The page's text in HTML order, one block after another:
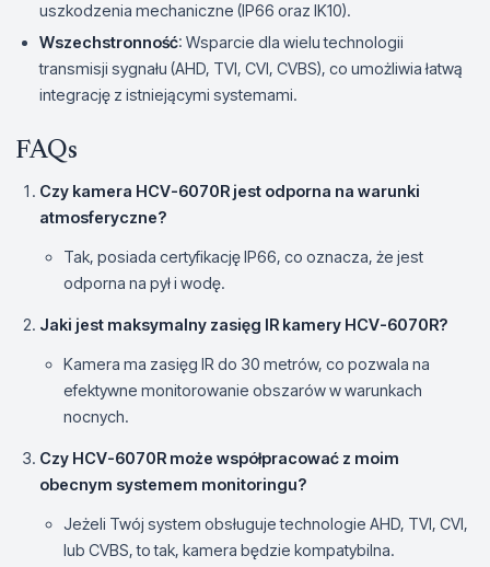
uszkodzenia mechaniczne (IP66 oraz IK10).
Wszechstronność: Wsparcie dla wielu technologii
transmisji sygnału (AHD, TVI, CVI, CVBS), co umożliwia łatwą
integrację z istniejącymi systemami.
FAQs
Czy kamera HCV-6070R jest odporna na warunki
atmosferyczne?
Tak, posiada certyfikację IP66, co oznacza, że jest
odporna na pył i wodę.
Jaki jest maksymalny zasięg IR kamery HCV-6070R?
Kamera ma zasięg IR do 30 metrów, co pozwala na
efektywne monitorowanie obszarów w warunkach
nocnych.
Czy HCV-6070R może współpracować z moim
obecnym systemem monitoringu?
Jeżeli Twój system obsługuje technologie AHD, TVI, CVI,
lub CVBS, to tak, kamera będzie kompatybilna.